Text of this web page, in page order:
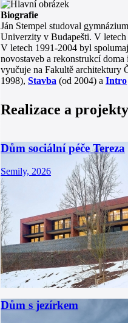
Biografie
Ján Stempel studoval
Univerzity v Budapešti. V
V letech 1991-2004 byl
novostaveb a rekonstrukcí
vyučuje na Fakultě architektury
1998), Stavba (od 2004) a Intro
Realizace a projekty
Dům sociální péče Tereza
Semily, 2026
Dům s jezírkem